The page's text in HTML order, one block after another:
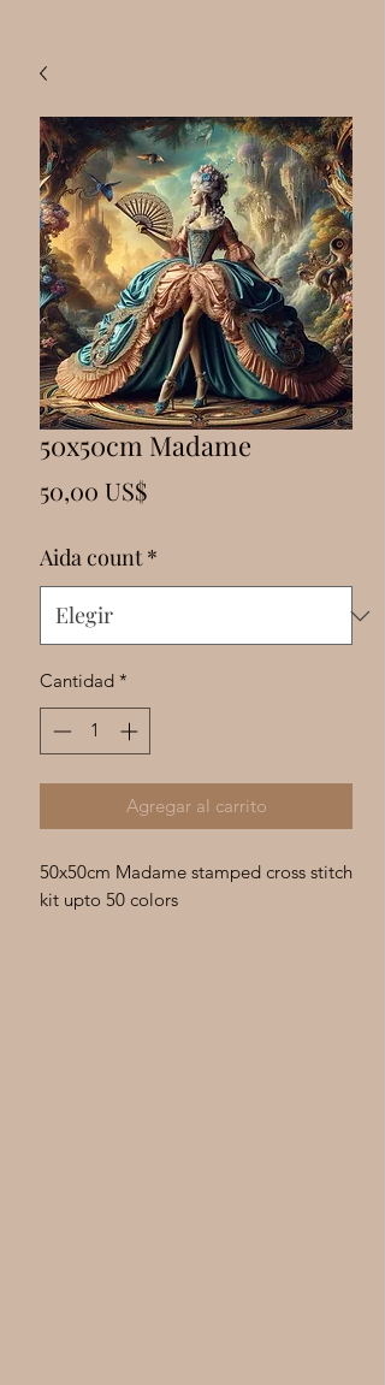
50x50cm Madame
50,00 US$Precio
Aida count *
Cantidad *
Agregar al carrito
50x50cm Madame stamped cross stitch
kit upto 50 colors